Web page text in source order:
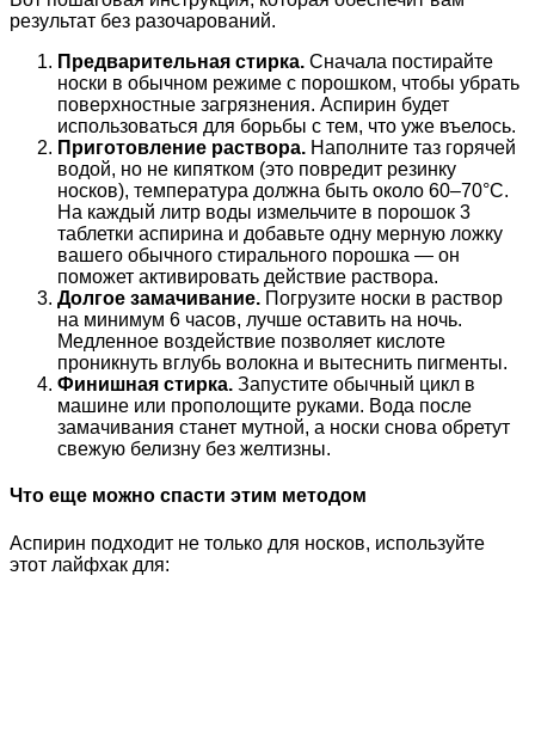
результат без разочарований.
Предварительная стирка. Сначала постирайте
носки в обычном режиме с порошком, чтобы убрать
поверхностные загрязнения. Аспирин будет
использоваться для борьбы с тем, что уже въелось.
Приготовление раствора. Наполните таз горячей
водой, но не кипятком (это повредит резинку
носков), температура должна быть около 60–70°C.
На каждый литр воды измельчите в порошок 3
таблетки аспирина и добавьте одну мерную ложку
вашего обычного стирального порошка — он
поможет активировать действие раствора.
Долгое замачивание. Погрузите носки в раствор
на минимум 6 часов, лучше оставить на ночь.
Медленное воздействие позволяет кислоте
проникнуть вглубь волокна и вытеснить пигменты.
Финишная стирка. Запустите обычный цикл в
машине или прополощите руками. Вода после
замачивания станет мутной, а носки снова обретут
свежую белизну без желтизны.
Что еще можно спасти этим методом
Аспирин подходит не только для носков, используйте
этот лайфхак для: